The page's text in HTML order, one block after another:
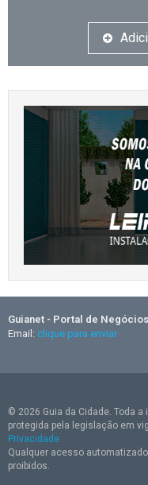
Guianet - Portal de Negócios
Email: clique para enviar
© 2026 Guia da Cidade. Toda
protegida pela legislação em
Privacidade
Qualquer acesso
proibidos.